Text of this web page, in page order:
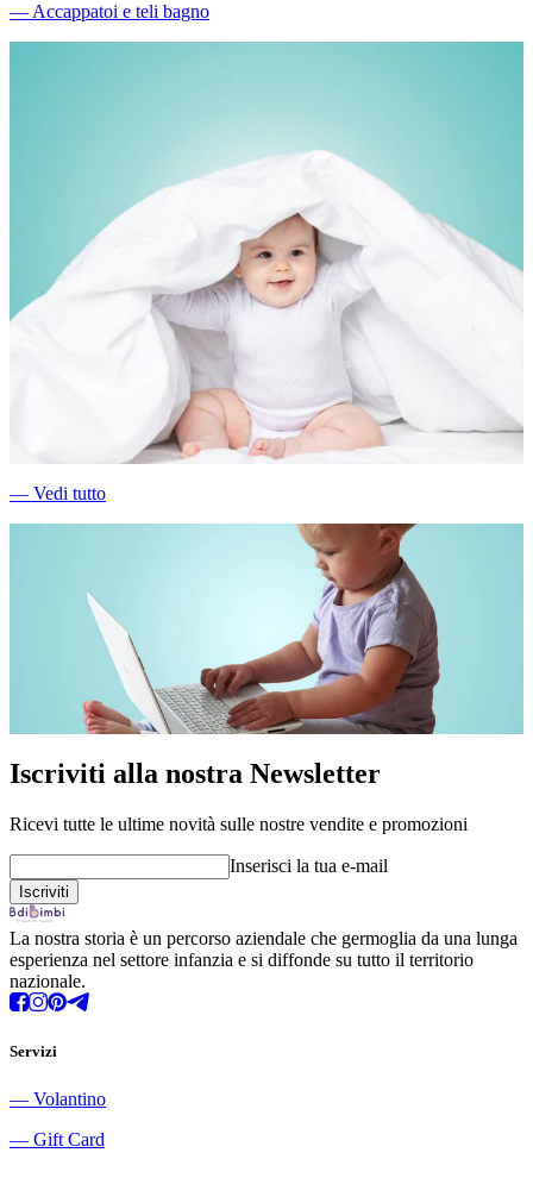
―Accappatoi e teli bagno
― Vedi tutto
Iscriviti alla nostra Newsletter
Ricevi tutte le ultime novità sulle nostre vendite e promozioni
Inserisci la tua e-mail
La nostra storia è un percorso aziendale che germoglia da una lunga
esperienza nel settore infanzia e si diffonde su tutto il territorio
nazionale.
Servizi
― Volantino
― Gift Card